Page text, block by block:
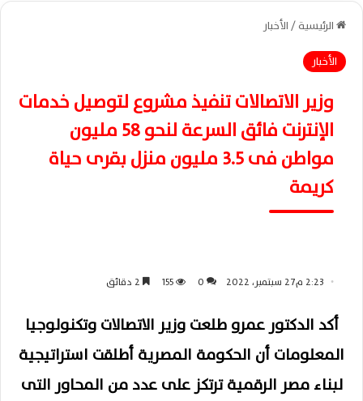
الرئيسية/الأخبار
الأخبار
وزير الاتصالات تنفيذ مشروع لتوصيل خدمات
الإنترنت فائق السرعة لنحو 58 مليون
مواطن فى 3.5 مليون منزل بقرى حياة
كريمة
2:23 م27 سبتمبر، 2022 0
155
أكد الدكتور عمرو طلعت وزير الاتصالات وتكنولوجيا
المعلومات أن الحكومة المصرية أطلقت استراتيجية
لبناء مصر الرقمية ترتكز على عدد من المحاور التى